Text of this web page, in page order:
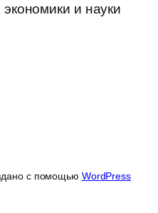
и науки
с помощью WordPress